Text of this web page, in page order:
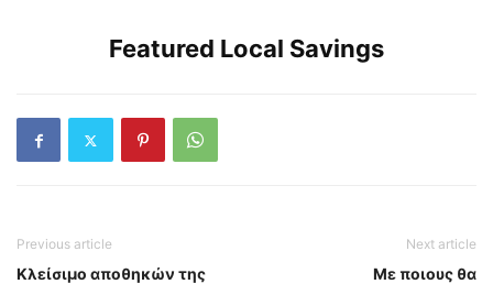
Featured Local Savings
Previous article
Κλείσιμο αποθηκών της
Next article
Με ποιους θα